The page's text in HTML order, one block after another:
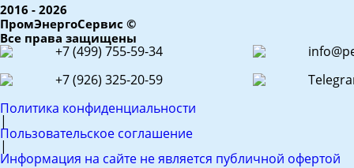
2016 - 2026
ПромЭнергоСервис ©
Все права защищены
+7 (499) 755-59-34
+7 (926) 325-20-59
Политика конфиденциальности
|
Пользовательское соглашение
|
Информация на сайте не является публичной офертой